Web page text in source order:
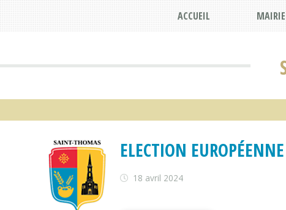
ACCUEIL MAIRIE
ELECTION
18 avril 2024